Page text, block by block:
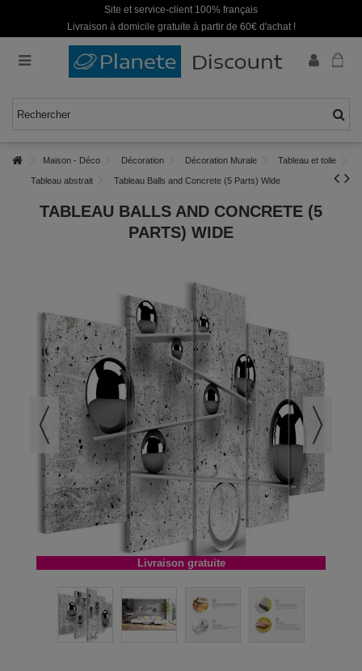
Site et service-client 100% français
Livraison à domicile gratuite à partir de 60€ d'achat !
Maison - Déco Décoration Décoration Murale Tableau et toile
Tableau abstrait Tableau Balls and Concrete (5 Parts) Wide
TABLEAU BALLS AND CONCRETE (5
PARTS) WIDE
Livraison gratuite